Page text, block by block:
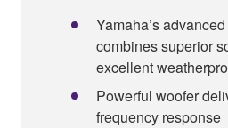
Yamaha’s
combines superior
excellent
Powerful woofer
frequency response